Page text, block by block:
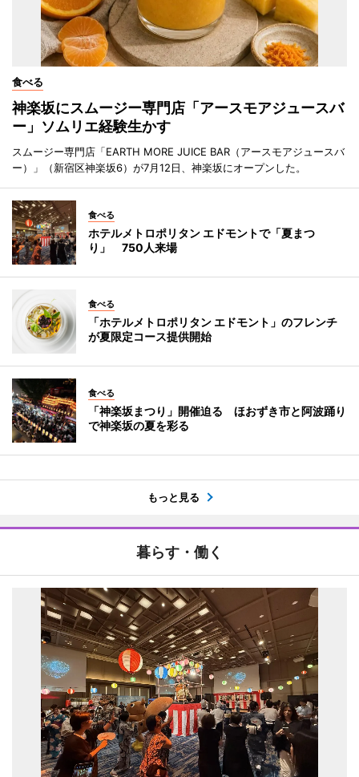
食べる
神楽坂にスムージー専門店「アースモアジュースバ
ー」ソムリエ経験生かす
スムージー専門店「EARTH MORE JUICE BAR（アースモアジュースバ
ー）」（新宿区神楽坂6）が7月12日、神楽坂にオープンした。
食べる
ホテルメトロポリタン エドモントで「夏まつ
り」 750人来場
食べる
「ホテルメトロポリタン エドモント」のフレンチ
が夏限定コース提供開始
食べる
「神楽坂まつり」開催迫る ほおずき市と阿波踊り
で神楽坂の夏を彩る
もっと見る
暮らす・働く